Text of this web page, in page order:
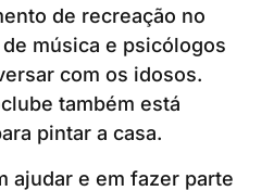
de recreação no
música e psicólogos
com os idosos.
também está
pintar a casa.
ajudar e em fazer parte